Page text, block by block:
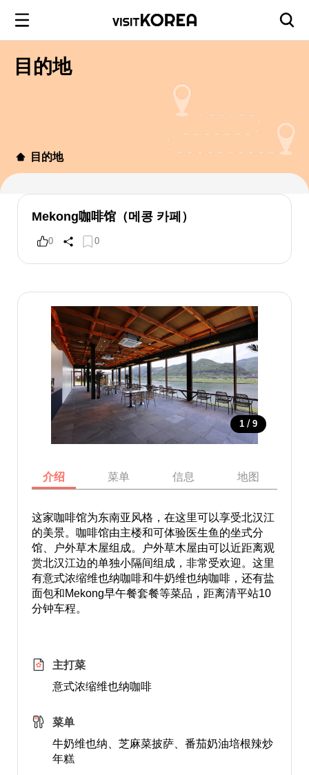
目的地
目的地
Mekong咖啡馆（메콩 카페）
0 0
1 / 9
介绍 菜单 信息 地图
这家咖啡馆为东南亚风格，在这里可以享受北汉江
的美景。咖啡馆由主楼和可体验医生鱼的坐式分
馆、户外草木屋组成。户外草木屋由可以近距离观
赏北汉江边的单独小隔间组成，非常受欢迎。这里
有意式浓缩维也纳咖啡和牛奶维也纳咖啡，还有盐
面包和Mekong早午餐套餐等菜品，距离清平站10
分钟车程。
主打菜
意式浓缩维也纳咖啡
菜单
牛奶维也纳、芝麻菜披萨、番茄奶油培根辣炒
年糕